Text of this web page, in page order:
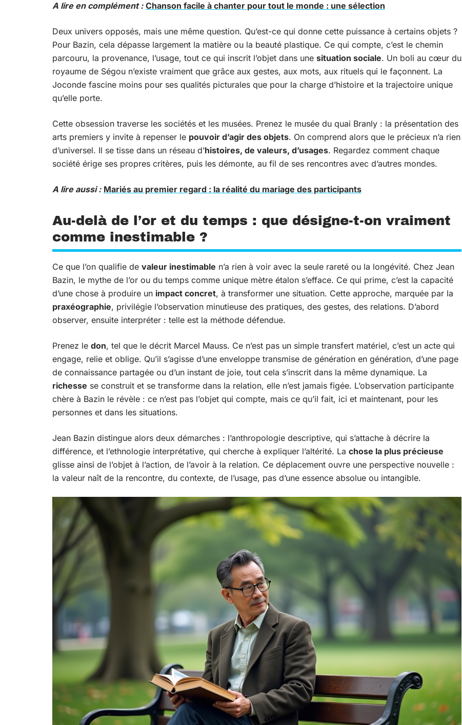
A lire en complément : Chanson facile à chanter pour tout le monde : une sélection
Deux univers opposés, mais une même question. Qu’est-ce qui donne cette puissance à certains objets ?
Pour Bazin, cela dépasse largement la matière ou la beauté plastique. Ce qui compte, c’est le chemin
parcouru, la provenance, l’usage, tout ce qui inscrit l’objet dans une situation sociale. Un boli au cœur du
royaume de Ségou n’existe vraiment que grâce aux gestes, aux mots, aux rituels qui le façonnent. La
Joconde fascine moins pour ses qualités picturales que pour la charge d’histoire et la trajectoire unique
qu’elle porte.
Cette obsession traverse les sociétés et les musées. Prenez le musée du quai Branly : la présentation des
arts premiers y invite à repenser le pouvoir d’agir des objets. On comprend alors que le précieux n’a rien
d’universel. Il se tisse dans un réseau d’histoires, de valeurs, d’usages. Regardez comment chaque
société érige ses propres critères, puis les démonte, au fil de ses rencontres avec d’autres mondes.
A lire aussi : Mariés au premier regard : la réalité du mariage des participants
Au-delà de l’or et du temps : que désigne-t-on vraiment
comme inestimable ?
Ce que l’on qualifie de valeur inestimable n’a rien à voir avec la seule rareté ou la longévité. Chez Jean
Bazin, le mythe de l’or ou du temps comme unique mètre étalon s’efface. Ce qui prime, c’est la capacité
d’une chose à produire un impact concret, à transformer une situation. Cette approche, marquée par la
praxéographie, privilégie l’observation minutieuse des pratiques, des gestes, des relations. D’abord
observer, ensuite interpréter : telle est la méthode défendue.
Prenez le don, tel que le décrit Marcel Mauss. Ce n’est pas un simple transfert matériel, c’est un acte qui
engage, relie et oblige. Qu’il s’agisse d’une enveloppe transmise de génération en génération, d’une page
de connaissance partagée ou d’un instant de joie, tout cela s’inscrit dans la même dynamique. La
richesse se construit et se transforme dans la relation, elle n’est jamais figée. L’observation participante
chère à Bazin le révèle : ce n’est pas l’objet qui compte, mais ce qu’il fait, ici et maintenant, pour les
personnes et dans les situations.
Jean Bazin distingue alors deux démarches : l’anthropologie descriptive, qui s’attache à décrire la
différence, et l’ethnologie interprétative, qui cherche à expliquer l’altérité. La chose la plus précieuse
glisse ainsi de l’objet à l’action, de l’avoir à la relation. Ce déplacement ouvre une perspective nouvelle :
la valeur naît de la rencontre, du contexte, de l’usage, pas d’une essence absolue ou intangible.